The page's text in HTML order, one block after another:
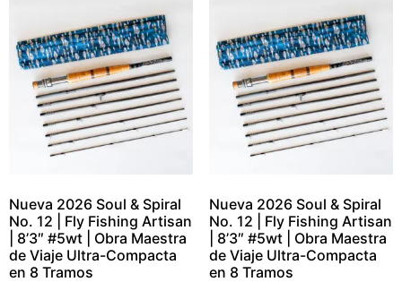
Nueva 2026 Soul & Spiral
No. 12 | Fly Fishing Artisan
| 8’3″ #5wt | Obra Maestra
de Viaje Ultra-Compacta
en 8 Tramos
Nueva 2026 Soul & Spiral
No. 12 | Fly Fishing Artisan
| 8’3″ #5wt | Obra Maestra
de Viaje Ultra-Compacta
en 8 Tramos